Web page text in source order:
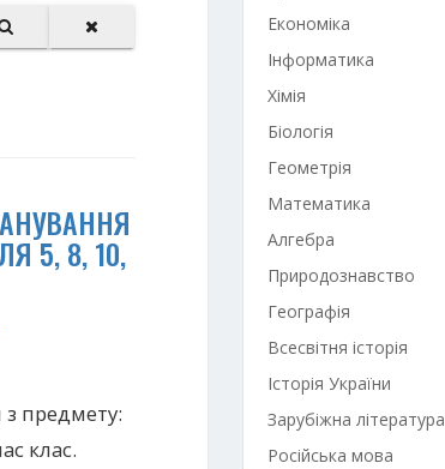
5, 8, 10,
предмету:
клас.
Економіка
Інформатика
Хімія
Біологія
Геометрія
Математика
Алгебра
Природознавство
Географія
Всесвітня історія
Історія України
Зарубіжна література
Російська мова